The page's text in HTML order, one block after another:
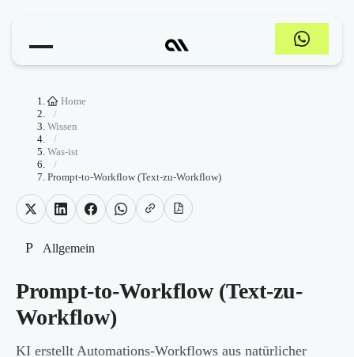
Home
/
Wissen
/
Was-ist
/
Prompt-to-Workflow (Text-zu-Workflow)
P Allgemein
Prompt-to-Workflow (Text-zu-
Workflow)
KI erstellt Automations-Workflows aus natürlicher